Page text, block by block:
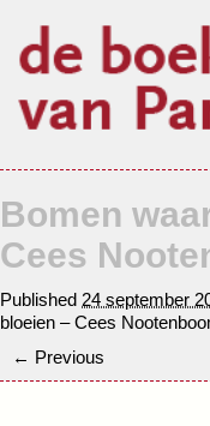
Bomen
Cees
Published 24 september
bloeien – Cees
← Previous